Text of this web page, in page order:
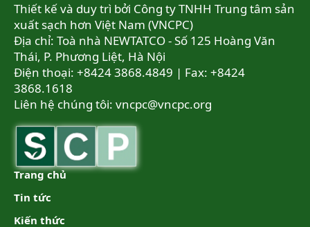
Thiết kế và duy trì bởi Công ty TNHH Trung tâm sản
xuất sạch hơn Việt Nam (VNCPC)
Địa chỉ: Toà nhà NEWTATCO - Số 125 Hoàng Văn
Thái, P. Phương Liệt, Hà Nội
Điện thoại: +8424 3868.4849 | Fax: +8424
3868.1618
Liên hệ chúng tôi: vncpc@vncpc.org
Trang chủ
Tin tức
Kiến thức